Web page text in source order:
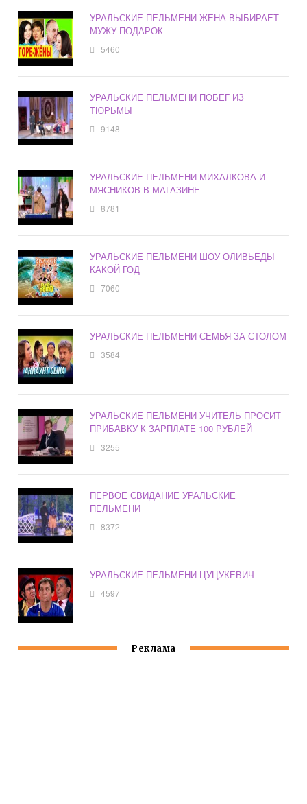
УРАЛЬСКИЕ ПЕЛЬМЕНИ ЖЕНА ВЫБИРАЕТ
МУЖУ ПОДАРОК
5460
УРАЛЬСКИЕ ПЕЛЬМЕНИ ПОБЕГ ИЗ
ТЮРЬМЫ
9148
УРАЛЬСКИЕ ПЕЛЬМЕНИ МИХАЛКОВА И
МЯСНИКОВ В МАГАЗИНЕ
8781
УРАЛЬСКИЕ ПЕЛЬМЕНИ ШОУ ОЛИВЬЕДЫ
КАКОЙ ГОД
7060
УРАЛЬСКИЕ ПЕЛЬМЕНИ СЕМЬЯ ЗА СТОЛОМ
3584
УРАЛЬСКИЕ ПЕЛЬМЕНИ УЧИТЕЛЬ ПРОСИТ
ПРИБАВКУ К ЗАРПЛАТЕ 100 РУБЛЕЙ
3255
ПЕРВОЕ СВИДАНИЕ УРАЛЬСКИЕ
ПЕЛЬМЕНИ
8372
УРАЛЬСКИЕ ПЕЛЬМЕНИ ЦУЦУКЕВИЧ
4597
Реклама